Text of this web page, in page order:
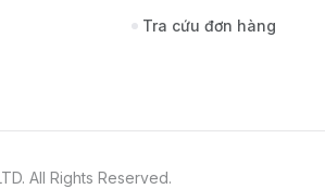
Tra cứu đơn hàng
All Rights Reserved.